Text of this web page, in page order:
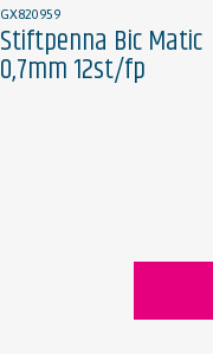
GX820959
Stiftpenna Bic Matic
0,7mm 12st/fp